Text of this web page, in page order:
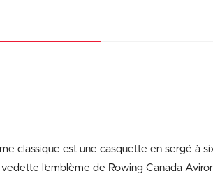
classique est une casquette en sergé à
l’emblème de Rowing Canada